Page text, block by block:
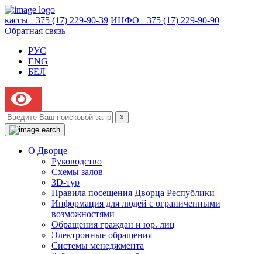
кассы +375 (17) 229-90-39 ИНФО +375 (17) 229-90-90
Обратная связь
РУС
ENG
БЕЛ
☓
О Дворце
Руководство
Схемы залов
3D-тур
Правила посещения Дворца Республики
Информация для людей с ограниченными
возможностями
Обращения граждан и юр. лиц
Электронные обращения
Системы менеджмента